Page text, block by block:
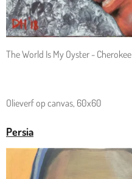
The World Is My Oyster - Cherokee
Olieverf op canvas, 60x60
Persia